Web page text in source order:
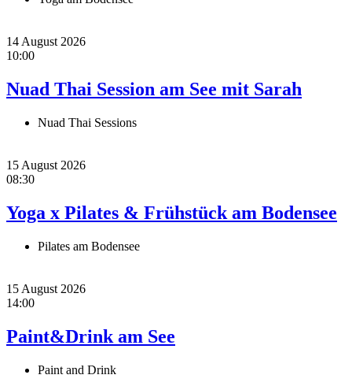
14 August 2026
10:00
Nuad Thai Session am See mit Sarah
Nuad Thai Sessions
15 August 2026
08:30
Yoga x Pilates & Frühstück am Bodensee
Pilates am Bodensee
15 August 2026
14:00
Paint&Drink am See
Paint and Drink